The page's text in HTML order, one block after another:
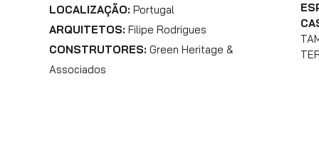
LOCALIZAÇÃO: Portugal
ARQUITETOS: Filipe Rodrigues
CONSTRUTORES: Green Heritage &
Associados